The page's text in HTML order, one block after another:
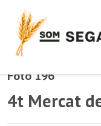
Foto 196
4t Mercat